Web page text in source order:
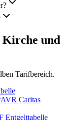
Kirche und
Tarifbereich.
AVR Caritas
Entgelttabelle